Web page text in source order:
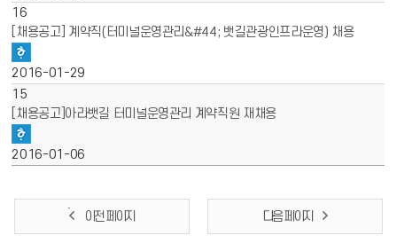
16
[채용공고] 계약직(터미널운영관리&#44; 뱃길관광인프라운영) 채용
2016-01-29
15
[채용공고]아라뱃길 터미널운영관리 계약직원 재채용
2016-01-06
이전 페이지 다음 페이지